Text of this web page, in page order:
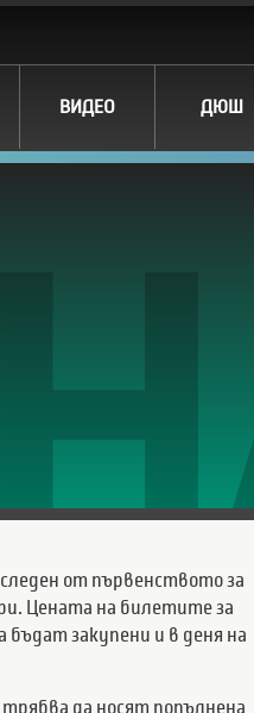
ВИДЕО ДЮШ
от първенството за
Цената на билетите за
закупени и в деня на
да носят попълнена